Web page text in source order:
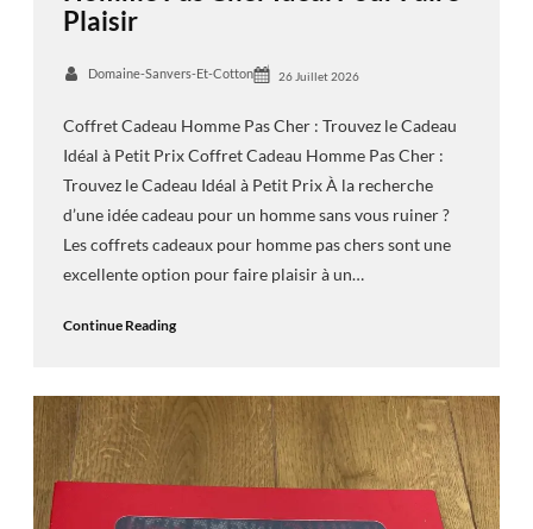
Plaisir
Domaine-Sanvers-Et-Cotton 26 Juillet 2026
Coffret Cadeau Homme Pas Cher : Trouvez le Cadeau
Idéal à Petit Prix Coffret Cadeau Homme Pas Cher :
Trouvez le Cadeau Idéal à Petit Prix À la recherche
d’une idée cadeau pour un homme sans vous ruiner ?
Les coffrets cadeaux pour homme pas chers sont une
excellente option pour faire plaisir à un…
Continue Reading